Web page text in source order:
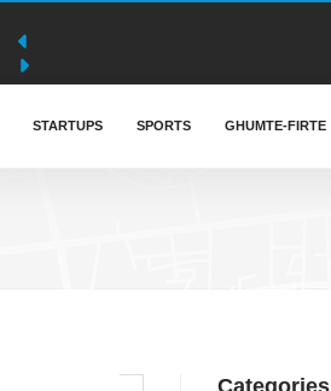
STARTUPS SPORTS GHUMTE-FIRTE
Categories